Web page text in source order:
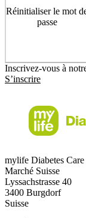
Réinitialiser le mot
passe
Inscrivez-vous à
S’inscrire
mylife Diabetes
Marché Suisse
Lyssachstrasse 40
3400 Burgdorf
Suisse